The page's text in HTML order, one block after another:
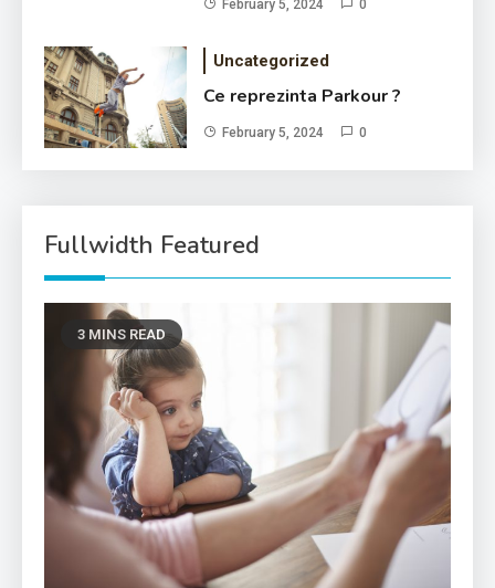
February 5, 2024 0
Uncategorized
Ce reprezinta Parkour ?
February 5, 2024 0
Fullwidth Featured
3 MINS READ